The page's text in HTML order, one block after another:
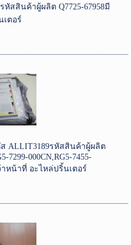
หัสสินค้าผู้ผลิต Q7725-67958มี
เตอร์
ส ALLIT3189รหัสสินค้าผู้ผลิต
7299-000CN,RG5-7455-
าหน้าที่ อะไหล่ปริ้นเตอร์